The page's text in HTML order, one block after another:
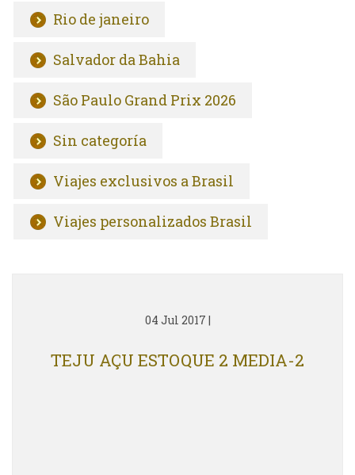
Rio de janeiro
Salvador da Bahia
São Paulo Grand Prix 2026
Sin categoría
Viajes exclusivos a Brasil
Viajes personalizados Brasil
04 Jul 2017 |
TEJU AÇU ESTOQUE 2 MEDIA-2